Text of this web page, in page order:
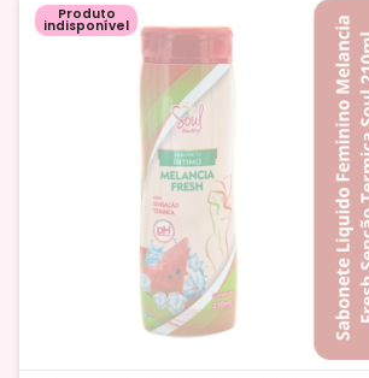
Produto
indisponível